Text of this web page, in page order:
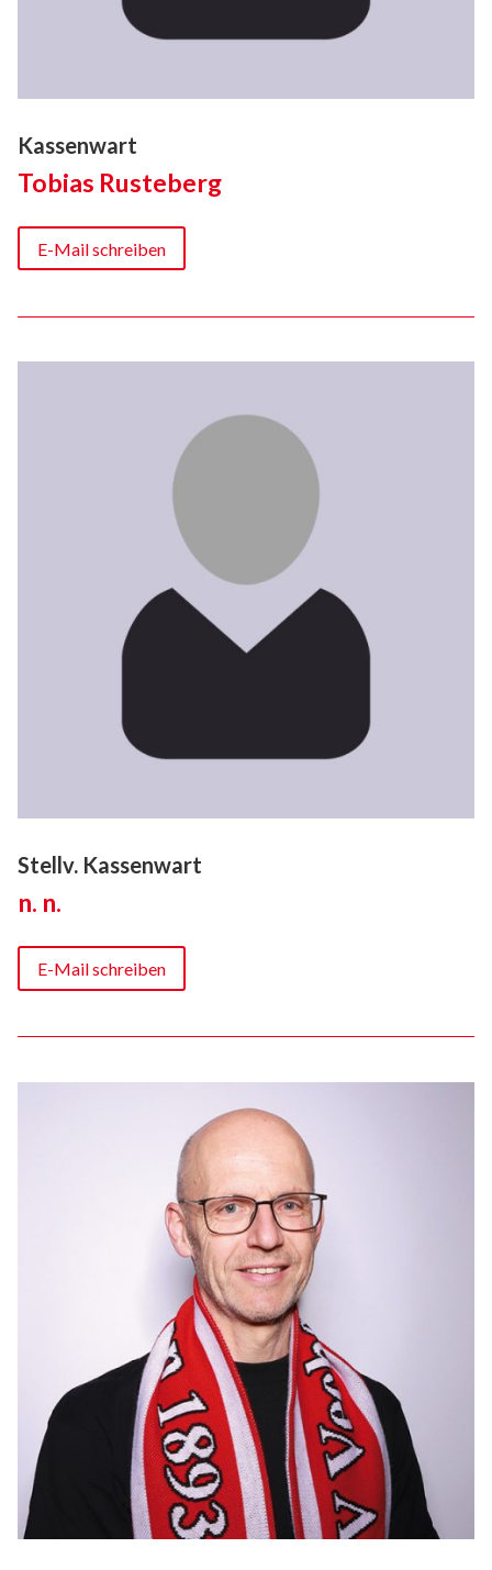
Kassenwart
Tobias Rusteberg
E-Mail schreiben
Stellv. Kassenwart
n. n.
E-Mail schreiben